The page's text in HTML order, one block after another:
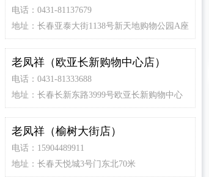
电话：0431-81137679
地址：长春亚泰大街1138号新天地购物公园A座
F1层
老凤祥（欧亚长新购物中心店）
电话：0431-81333688
地址：长春长新东路3999号欧亚长新购物中心
F1层
老凤祥（榆树大街店）
电话：15904489911
地址：长春天悦城3号门东北70米